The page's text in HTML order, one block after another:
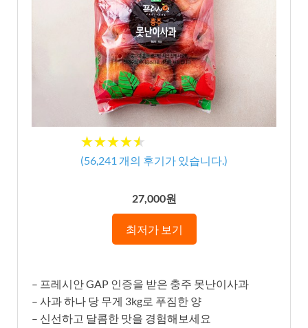
★★★★★
★★★★★
(56,241 개의 후기가 있습니다.)
27,000원
최저가 보기
– 프레시안 GAP 인증을 받은 충주 못난이사과
– 사과 하나 당 무게 3kg로 푸짐한 양
– 신선하고 달콤한 맛을 경험해보세요